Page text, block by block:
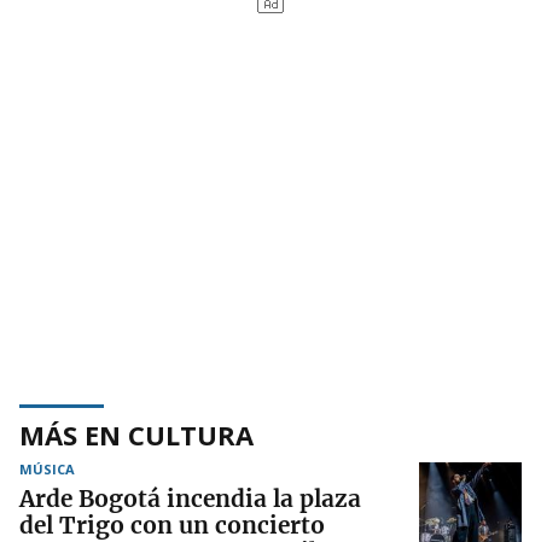
MÁS EN CULTURA
MÚSICA
Arde Bogotá incendia la plaza
del Trigo con un concierto